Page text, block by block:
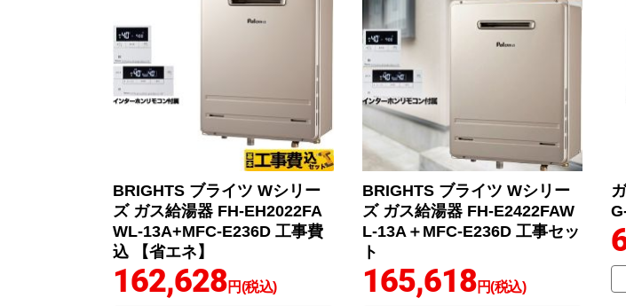
BRIGHTS ブライツ Wシリー
ズ ガス給湯器 FH-EH2022FA
WL-13A+MFC-E236D 工事費
込 【省エネ】
162,628円(税込)
BRIGHTS ブライツ Wシリー
ズ ガス給湯器 FH-E2422FAW
L-13A＋MFC-E236D 工事セッ
ト
165,618円(税込)